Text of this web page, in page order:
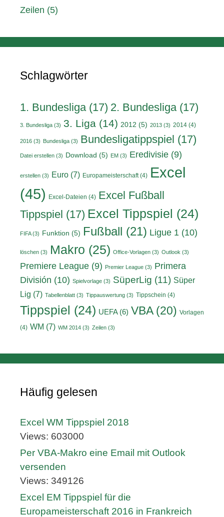
Zeilen (5)
Schlagwörter
1. Bundesliga(17) 2. Bundesliga(17)
3. Bundesliga (3) 3. Liga (14) 2012 (5) 2013 (3) 2014 (4)
2016 (3) Bundesliga (3) Bundesligatippspiel (17)
Datei erstellen (3) Download (5) EM (3) Eredivisie (9)
erstellen (3) Euro (7) Europameisterschaft(4) Excel
(45)
Excel-Dateien (4) Excel Fußball
Tippspiel (17) Excel Tippspiel (24)
FIFA(3) Funktion (5) Fußball (21) Ligue 1 (10)
löschen (3) Makro (25) Office-Vorlagen (3) Outlook (3)
Premiere League (9) Premier League (3) Primera
División (10) Spielvorlage (3) SüperLig (11) Süper
Lig (7) Tabellenblatt (3) Tippauswertung (3) Tippschein (4)
Tippspiel (24) UEFA(6) VBA(20) Vorlagen
(4) WM (7) WM 2014 (3) Zeilen (3)
Häufig gelesen
Excel WM Tippspiel 2018
Views: 603000
Per VBA-Makro eine Email mit Outlook
versenden
Views: 349126
Excel EM Tippspiel für die
Europameisterschaft 2016 in Frankreich